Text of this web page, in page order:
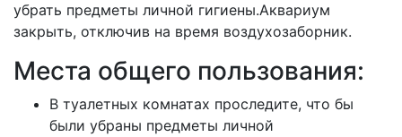
убрать предметы личной гигиены.Аквариум
закрыть, отключив на время воздухозаборник.
Места общего пользования:
В туалетных комнатах проследите, что бы
были убраны предметы личной